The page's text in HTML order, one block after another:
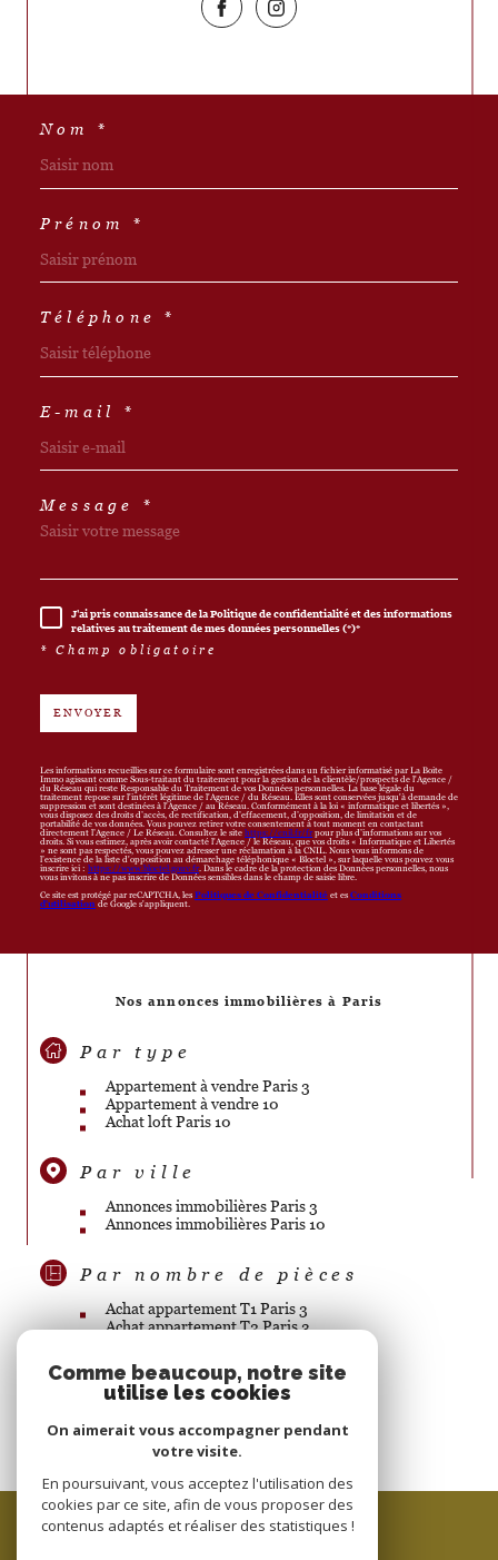
Nom *
Prénom *
Téléphone *
E-mail *
Message *
J'ai pris connaissance de la Politique de confidentialité et des informations
relatives au traitement de mes données personnelles (*)*
* Champ obligatoire
ENVOYER
Les informations recueillies sur ce formulaire sont enregistrées dans un fichier informatisé par La Boite
Immo agissant comme Sous-traitant du traitement pour la gestion de la clientèle/prospects de l'Agence /
du Réseau qui reste Responsable du Traitement de vos Données personnelles. La base légale du
traitement repose sur l'intérêt légitime de l'Agence / du Réseau. Elles sont conservées jusqu'à demande de
suppression et sont destinées à l'Agence / au Réseau. Conformément à la loi « informatique et libertés »,
vous disposez des droits d’accès, de rectification, d’effacement, d’opposition, de limitation et de
portabilité de vos données. Vous pouvez retirer votre consentement à tout moment en contactant
directement l’Agence / Le Réseau. Consultez le site https://cnil.fr/frpour plus d’informations sur vos
droits. Si vous estimez, après avoir contacté l'Agence / le Réseau, que vos droits « Informatique et Libertés
» ne sont pas respectés, vous pouvez adresser une réclamation à la CNIL. Nous vous informons de
l’existence de la liste d'opposition au démarchage téléphonique « Bloctel », sur laquelle vous pouvez vous
inscrire ici : https://www.bloctel.gouv.fr. Dans le cadre de la protection des Données personnelles, nous
vous invitons à ne pas inscrire de Données sensibles dans le champ de saisie libre.
Ce site est protégé par reCAPTCHA, les Politiques de Confidentialité et es Conditions
d'utilisation de Google s'appliquent.
Nos annonces immobilières à Paris
Par type
Appartement à vendre Paris 3
Appartement à vendre 10
Achat loft Paris 10
Par ville
Annonces immobilières Paris 3
Annonces immobilières Paris 10
Par nombre de pièces
Achat appartement T1 Paris 3
Achat appartement T2 Paris 3
Achat appartement T5 Paris 3
Achat appartement T2 Paris 10
Achat appartement T4 Paris 10
ESPACE PROPRIÉTAIRE
SE CONNECTER
Comme beaucoup, notre site
utilise les cookies
On aimerait vous accompagner pendant
votre visite.
En poursuivant, vous acceptez l'utilisation des
cookies par ce site, afin de vous proposer des
contenus adaptés et réaliser des statistiques !